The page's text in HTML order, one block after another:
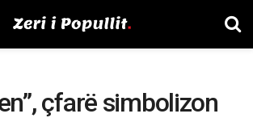
çfarë simbolizon